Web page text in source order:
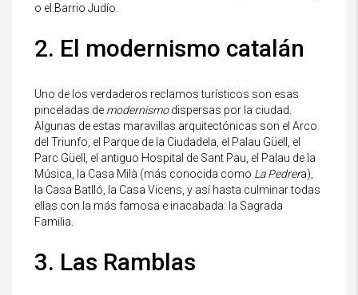
o el Barrio Judío.
2. El modernismo catalán
Uno de los verdaderos reclamos turísticos son esas
pinceladas de modernismodispersas por la ciudad.
Algunas de estas maravillas arquitectónicas son el Arco
del Triunfo, el Parque de la Ciudadela, el Palau Güell, el
Parc Güell, el antiguo Hospital de Sant Pau, el Palau de la
Música, la Casa Milà (más conocida como La Pedrera),
la Casa Batlló, la Casa Vicens, y así hasta culminar todas
ellas con la más famosa e inacabada: la Sagrada
Familia.
3. Las Ramblas